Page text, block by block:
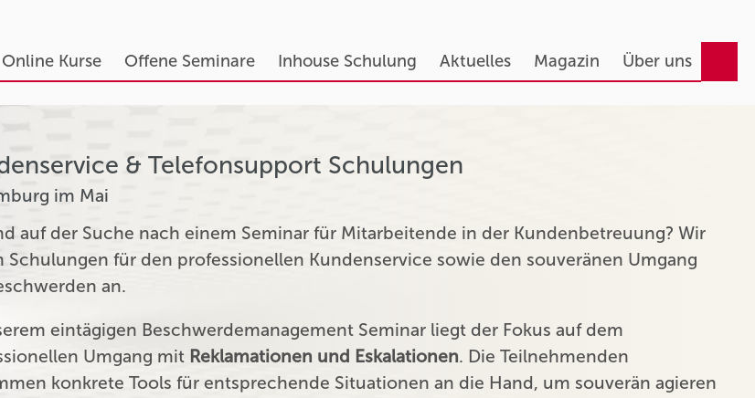
Online Kurse Offene Seminare Inhouse Schulung Aktuelles Magazin Über uns
& Telefonsupport Schulungen
im Mai
auf der Suche nach einem Seminar für Mitarbeitende in der Kundenbetreuung? Wir
Schulungen für den professionellen Kundenservice sowie den souveränen Umgang
an.
eintägigen Beschwerdemanagement Seminar liegt der Fokus auf dem
Umgang mit Reklamationen und Eskalationen. Die Teilnehmenden
konkrete Tools für entsprechende Situationen an die Hand, um souverän agieren